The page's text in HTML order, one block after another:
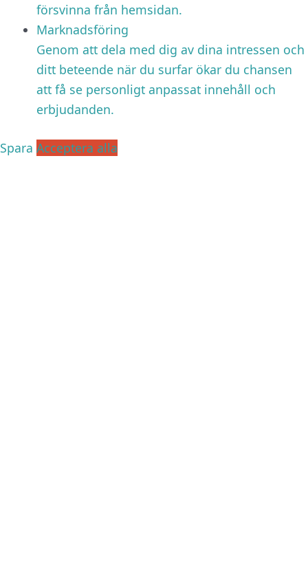
försvinna från hemsidan.
Marknadsföring
Genom att dela med dig av dina intressen och
ditt beteende när du surfar ökar du chansen
att få se personligt anpassat innehåll och
erbjudanden.
Spara Acceptera alla